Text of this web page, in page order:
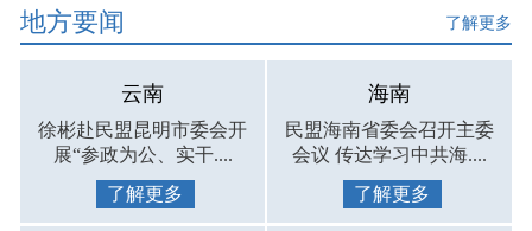
地方要闻 了解更多
云南
徐彬赴民盟昆明市委会开
展“参政为公、实干....
了解更多
海南
民盟海南省委会召开主委
会议 传达学习中共海....
了解更多